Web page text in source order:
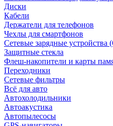
Диски
Кабели
Держатели для телефонов
Чехлы для смартфонов
Сетевые зарядные устройства
Защитные стекла
Флеш-накопители и карты
Переходники
Сетевые фильтры
Всё для авто
Автохолодильники
Автоакустика
Автопылесосы